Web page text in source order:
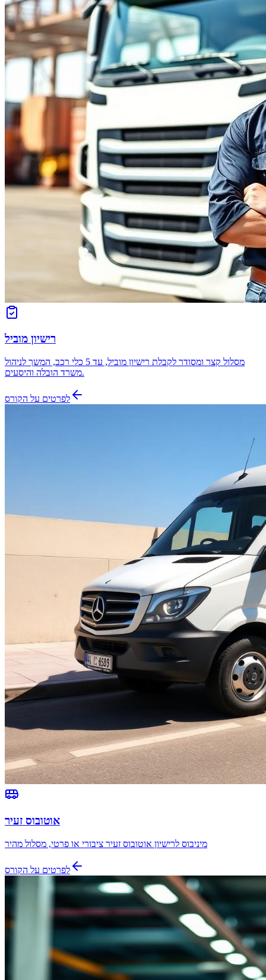
רישיון מוביל
מסלול קצר ומסודר לקבלת רישיון מוביל, עד 5 כלי רכב, המשך לניהול
משרד הובלה והיסעים.
לפרטים על הקורס
אוטובוס זעיר
מיניבוס לרישיון אוטובוס זעיר ציבורי או פרטי, מסלול מהיר
לפרטים על הקורס